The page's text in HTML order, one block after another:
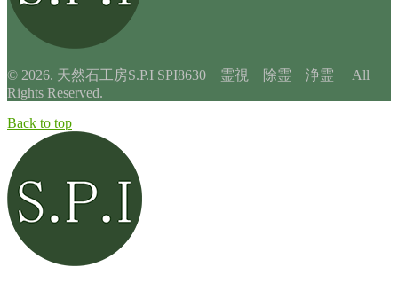
© 2026. 天然石工房S.P.I SPI8630 霊視 除霊 浄霊 All
Rights Reserved.
Back to top